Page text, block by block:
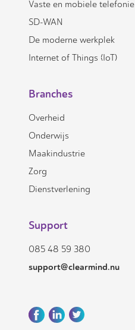
Vaste en mobiele telefonie
SD-WAN
De moderne werkplek
Internet of Things (IoT)
Branches
Overheid
Onderwijs
Maakindustrie
Zorg
Dienstverlening
Support
085 48 59 380
support@clearmind.nu